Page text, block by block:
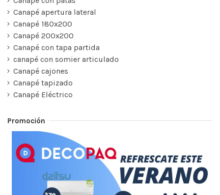
Canapé apertura lateral
Canapé 180x200
Canapé 200x200
Canapé con tapa partida
canapé con somier articulado
Canapé cajones
Canapé tapizado
Canapé Eléctrico
Promoción